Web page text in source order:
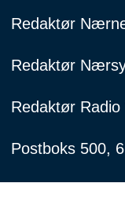
Redaktør
Redaktør
Redaktør Radio
Postboks 500,